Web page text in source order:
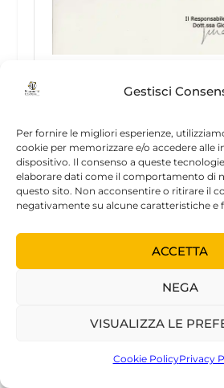
Gestisci
Per fornire le migliori esperienze,
cookie per memorizzare e/o accedere alle
dispositivo. Il consenso a queste
elaborare dati come il comportamento di
questo sito. Non acconsentire o ritirare il
negativamente su alcune caratteristiche e
ACCETTA
NEGA
VISUALIZZA LE
Cookie PolicyPrivacy
20 settembre 2014 – Ferentino
Festival II Edizione
“fenomeno Ofelia” ai selfie